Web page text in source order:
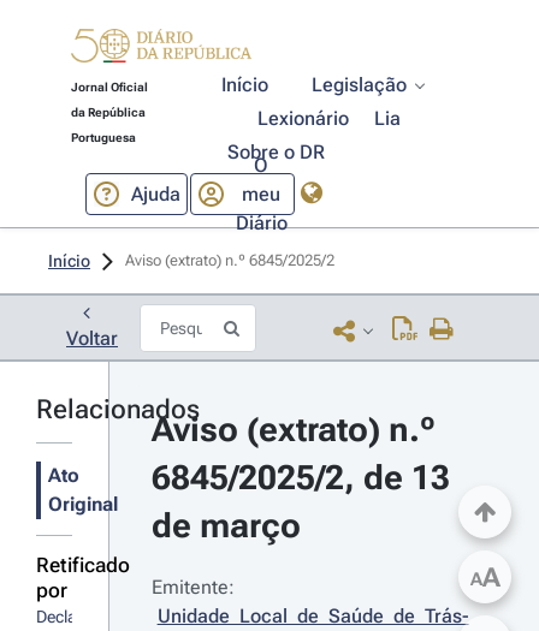
Jornal Oficial
da República
Portuguesa
Início
Legislação
Lexionário
Lia
Sobre o DR
Ajuda
O
meu
Diário
Início Aviso (extrato) n.º 6845/2025/2
Voltar
Relacionados
Ato
Original
Retificado
por
Declaração
Aviso (extrato) n.º
6845/2025/2, de 13
de março
Emitente:
Unidade Local de Saúde de Trás-
AA